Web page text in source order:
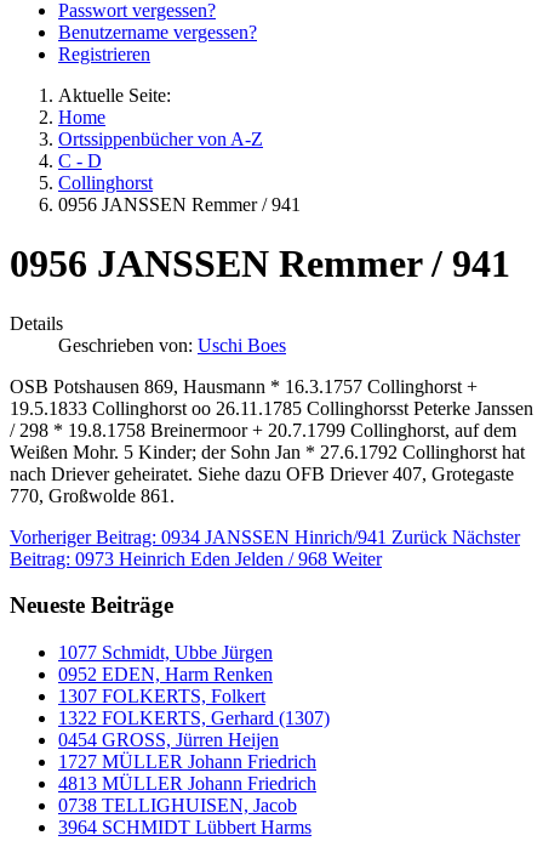
Passwort vergessen?
Benutzername vergessen?
Registrieren
Aktuelle Seite:
Home
Ortssippenbücher von A-Z
C - D
Collinghorst
0956 JANSSEN Remmer / 941
0956 JANSSEN Remmer / 941
Details
Geschrieben von: Uschi Boes
OSB Potshausen 869, Hausmann * 16.3.1757 Collinghorst +
19.5.1833 Collinghorst oo 26.11.1785 Collinghorsst Peterke Janssen
/ 298 * 19.8.1758 Breinermoor + 20.7.1799 Collinghorst, auf dem
Weißen Mohr. 5 Kinder; der Sohn Jan * 27.6.1792 Collinghorst hat
nach Driever geheiratet. Siehe dazu OFB Driever 407, Grotegaste
770, Großwolde 861.
Vorheriger Beitrag: 0934 JANSSEN Hinrich/941 Zurück Nächster
Beitrag: 0973 Heinrich Eden Jelden / 968 Weiter
Neueste Beiträge
1077 Schmidt, Ubbe Jürgen
0952 EDEN, Harm Renken
1307 FOLKERTS, Folkert
1322 FOLKERTS, Gerhard (1307)
0454 GROSS, Jürren Heijen
1727 MÜLLER Johann Friedrich
4813 MÜLLER Johann Friedrich
0738 TELLIGHUISEN, Jacob
3964 SCHMIDT Lübbert Harms